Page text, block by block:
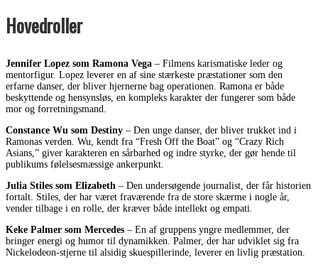
Hovedroller
Jennifer Lopez som Ramona Vega – Filmens karismatiske leder og
mentorfigur. Lopez leverer en af sine stærkeste præstationer som den
erfarne danser, der bliver hjernerne bag operationen. Ramona er både
beskyttende og hensynsløs, en kompleks karakter der fungerer som både
mor og forretningsmand.
Constance Wu som Destiny – Den unge danser, der bliver trukket ind i
Ramonas verden. Wu, kendt fra “Fresh Off the Boat” og “Crazy Rich
Asians,” giver karakteren en sårbarhed og indre styrke, der gør hende til
publikums følelsesmæssige ankerpunkt.
Julia Stiles som Elizabeth – Den undersøgende journalist, der får historien
fortalt. Stiles, der har været fraværende fra de store skærme i nogle år,
vender tilbage i en rolle, der kræver både intellekt og empati.
Keke Palmer som Mercedes – En af gruppens yngre medlemmer, der
bringer energi og humor til dynamikken. Palmer, der har udviklet sig fra
Nickelodeon-stjerne til alsidig skuespillerinde, leverer en livlig præstation.